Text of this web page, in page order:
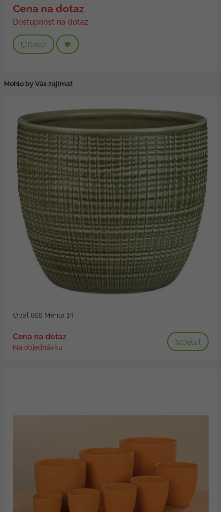
Cena na dotaz
Dostupnost na dotaz
Dotaz
Mohlo by Vás zajímat
Obal 866 Menta 14
Cena na dotaz
Na objednávku
Detail